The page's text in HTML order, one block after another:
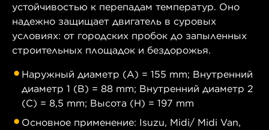
устойчивостью к перепадам температур. Оно
надежно защищает двигатель в суровых
условиях: от городских пробок до запыленных
строительных площадок и бездорожья.
Наружный диаметр (A) = 155 mm; Внутренний
диаметр 1 (B) = 88 mm; Внутренний диаметр 2
(C) = 8,5 mm; Высота (H) = 197 mm
Основное применение: Isuzu, Midi/ Midi Van,